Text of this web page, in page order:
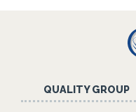
QUALITY GROUP